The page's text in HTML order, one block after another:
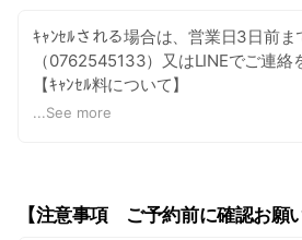
ため、
られて
します
ｷｬﾝｾﾙされる場合は、営業日3日前ま
（0762545133）又はLINEでご連絡
【ｷｬﾝｾﾙ料について】
・3日前までのｷｬﾝｾﾙ：なし
<例外について>
...See more
【注意事項 ご予約前に確認お願